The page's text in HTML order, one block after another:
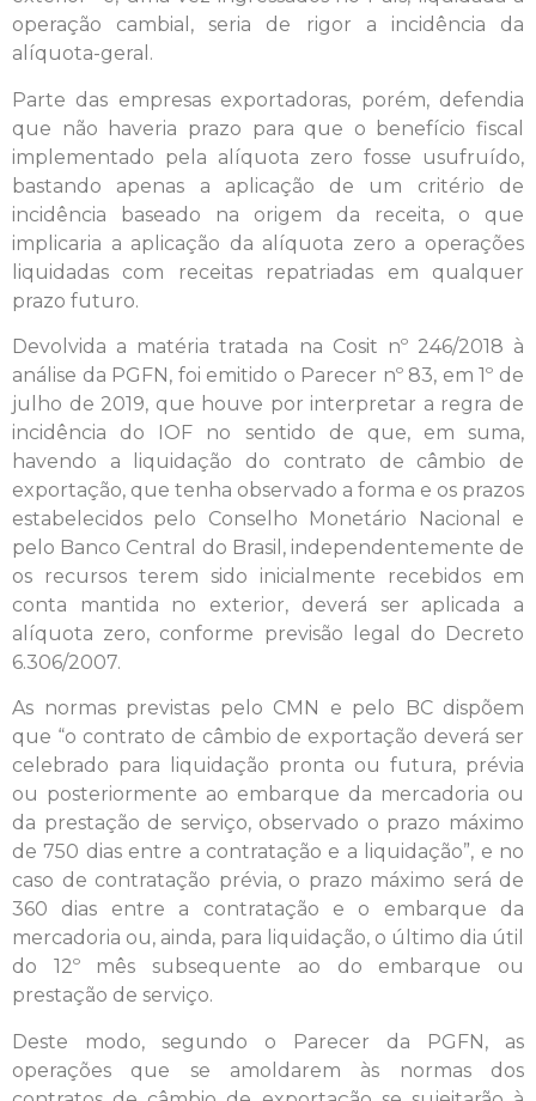
operação cambial, seria de rigor a incidência da
alíquota-geral.
Parte das empresas exportadoras, porém, defendia
que não haveria prazo para que o benefício fiscal
implementado pela alíquota zero fosse usufruído,
bastando apenas a aplicação de um critério de
incidência baseado na origem da receita, o que
implicaria a aplicação da alíquota zero a operações
liquidadas com receitas repatriadas em qualquer
prazo futuro.
Devolvida a matéria tratada na Cosit nº 246/2018 à
análise da PGFN, foi emitido o Parecer nº 83, em 1º de
julho de 2019, que houve por interpretar a regra de
incidência do IOF no sentido de que, em suma,
havendo a liquidação do contrato de câmbio de
exportação, que tenha observado a forma e os prazos
estabelecidos pelo Conselho Monetário Nacional e
pelo Banco Central do Brasil, independentemente de
os recursos terem sido inicialmente recebidos em
conta mantida no exterior, deverá ser aplicada a
alíquota zero, conforme previsão legal do Decreto
6.306/2007.
As normas previstas pelo CMN e pelo BC dispõem
que “o contrato de câmbio de exportação deverá ser
celebrado para liquidação pronta ou futura, prévia
ou posteriormente ao embarque da mercadoria ou
da prestação de serviço, observado o prazo máximo
de 750 dias entre a contratação e a liquidação”, e no
caso de contratação prévia, o prazo máximo será de
360 dias entre a contratação e o embarque da
mercadoria ou, ainda, para liquidação, o último dia útil
do 12º mês subsequente ao do embarque ou
prestação de serviço.
Deste modo, segundo o Parecer da PGFN, as
operações que se amoldarem às normas dos